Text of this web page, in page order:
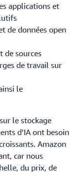
applications et
de données open
de sources
de travail sur
le
le stockage
d’IA ont besoin
Amazon
car nous
du prix, de